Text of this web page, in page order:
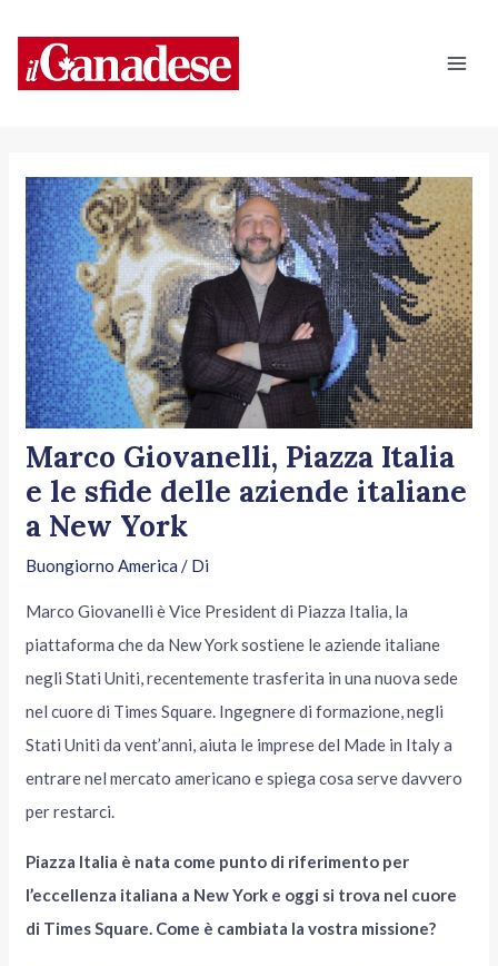
contenuto
Marco Giovanelli, Piazza Italia
e le sfide delle aziende italiane
a New York
Buongiorno America / Di
Marco Giovanelli è Vice President di Piazza Italia, la
piattaforma che da New York sostiene le aziende italiane
negli Stati Uniti, recentemente trasferita in una nuova sede
nel cuore di Times Square. Ingegnere di formazione, negli
Stati Uniti da vent’anni, aiuta le imprese del Made in Italy a
entrare nel mercato americano e spiega cosa serve davvero
per restarci.
Piazza Italia è nata come punto di riferimento per
l’eccellenza italiana a New York e oggi si trova nel cuore
di Times Square. Come è cambiata la vostra missione?
articoli